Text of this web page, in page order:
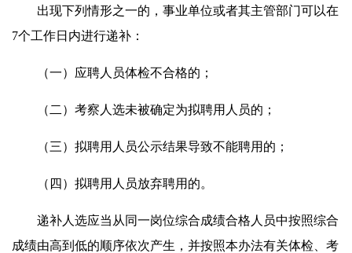
出现下列情形之一的，事业单位或者其主管部门可以在
7个工作日内进行递补：
（一）应聘人员体检不合格的；
（二）考察人选未被确定为拟聘用人员的；
（三）拟聘用人员公示结果导致不能聘用的；
（四）拟聘用人员放弃聘用的。
递补人选应当从同一岗位综合成绩合格人员中按照综合
成绩由高到低的顺序依次产生，并按照本办法有关体检、考